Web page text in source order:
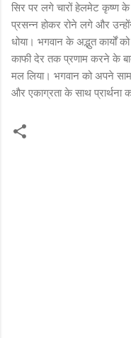
सिर पर लगे चारों हेलमेट कृष्ण
प्रसन्न होकर रोने लगे और
धोया। भगवान के अद्भुत कार्यों
काफी देर तक प्रणाम करने के
मल लिया। भगवान को अपने
और एकाग्रता के साथ प्रार्थना